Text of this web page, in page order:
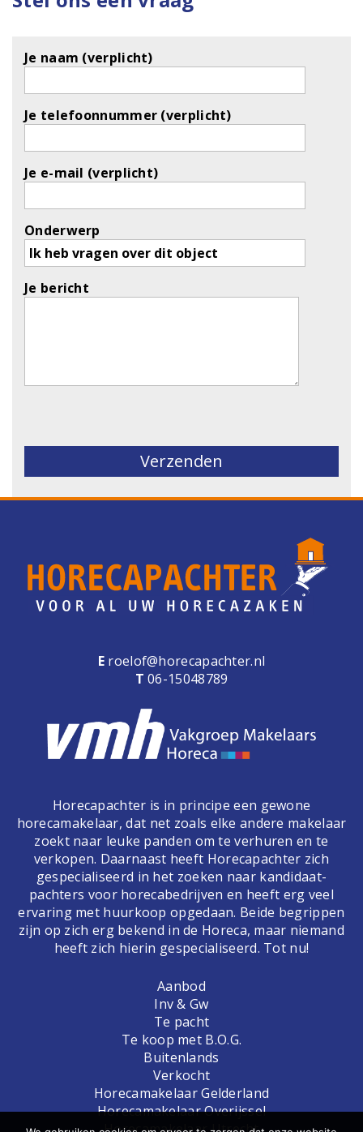
Je naam (verplicht)
Je telefoonnummer (verplicht)
Je e-mail (verplicht)
Onderwerp
Je bericht
E roelof@horecapachter.nl
T 06-15048789
Horecapachter is in principe een gewone
horecamakelaar, dat net zoals elke andere makelaar
zoekt naar leuke panden om te verhuren en te
verkopen. Daarnaast heeft Horecapachter zich
gespecialiseerd in het zoeken naar kandidaat-
pachters voor horecabedrijven en heeft erg veel
ervaring met huurkoop opgedaan. Beide begrippen
zijn op zich erg bekend in de Horeca, maar niemand
heeft zich hierin gespecialiseerd. Tot nu!
Aanbod
Inv & Gw
Te pacht
Te koop met B.O.G.
Buitenlands
Verkocht
Horecamakelaar Gelderland
Horecamakelaar Overijssel